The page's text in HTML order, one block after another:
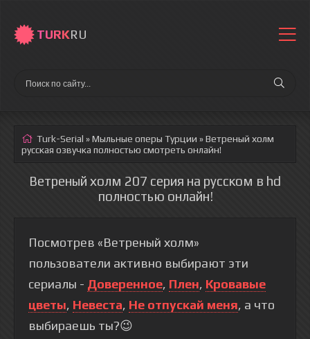
TURKRU
Turk-Serial »Мыльные оперы Турции » Ветреный холм
русская озвучка полностью смотреть онлайн!
Ветреный холм 207 серия на русском в hd
полностью онлайн!
Посмотрев «Ветреный холм»
пользователи активно выбирают эти
сериалы - Доверенное, Плен, Кровавые
цветы, Невеста, Не отпускай меня, а что
выбираешь ты?😉